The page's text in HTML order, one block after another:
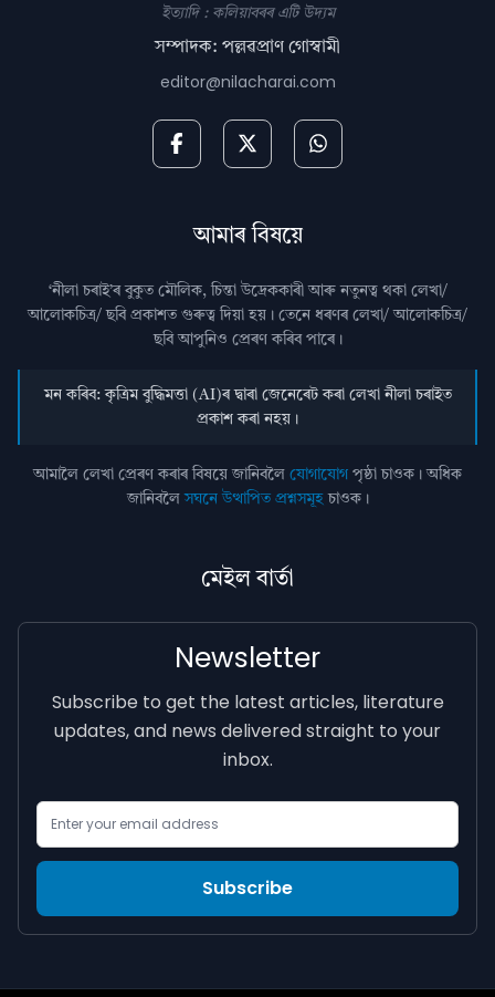
ইত্যাদি : কলিয়াবৰৰ এটি উদ্যম
সম্পাদক: পল্লৱপ্ৰাণ গোস্বামী
editor@nilacharai.com
আমাৰ বিষয়ে
‘নীলা চৰাই’ৰ বুকুত মৌলিক, চিন্তা উদ্রেককাৰী আৰু নতুনত্ব থকা লেখা/
আলোকচিত্ৰ/ ছবি প্রকাশত গুৰুত্ব দিয়া হয়। তেনে ধৰণৰ লেখা/ আলোকচিত্ৰ/
ছবি আপুনিও প্রেৰণ কৰিব পাৰে।
মন কৰিব: কৃত্ৰিম বুদ্ধিমত্তা (AI)ৰ দ্বাৰা জেনেৰেট কৰা লেখা নীলা চৰাইত
প্ৰকাশ কৰা নহয়।
আমালৈ লেখা প্ৰেৰণ কৰাৰ বিষয়ে জানিবলৈ যোগাযোগ পৃষ্ঠা চাওক। অধিক
জানিবলৈসঘনে উত্থাপিত প্ৰশ্নসমূহচাওক।
মেইল বাৰ্তা
Newsletter
Subscribe to get the latest articles, literature
updates, and news delivered straight to your
inbox.
Subscribe